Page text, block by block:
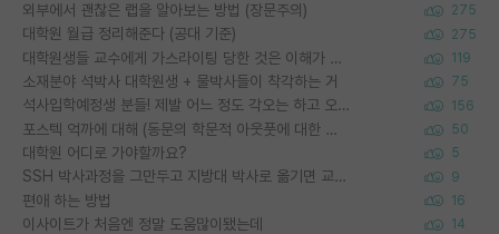
외부에서 괜찮은 랩을 알아보는 방법 (장문주의) 275
대학원 월급 정리해준다 (공대 기준) 275
대학원생들 교수에게 가스라이팅 당한 것은 이해가 갑니다. 안타깝네요. 119
소재분야 석박사 대학원생 + 물박사들이 착각하는 거 75
석사입학예정생 분들! 제발 어느 정도 각오는 하고 오세요. 156
포스텍 억까에 대해 (동문의 학문적 아웃풋에 대한 반박) 50
대학원 어디로 가야할까요? 5
SSH 박사과정을 그만두고 지방대 박사로 옮기면 교수의 꿈은 끝일까요? 9
편애 하는 방법 16
이사이트가 처음엔 정말 도움많이됐는데 14